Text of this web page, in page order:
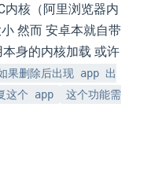
内核（阿里浏览器内
然而 安卓本就自带
身的内核加载 或许
果删除后出现 app 出
这个 app
这个功能需